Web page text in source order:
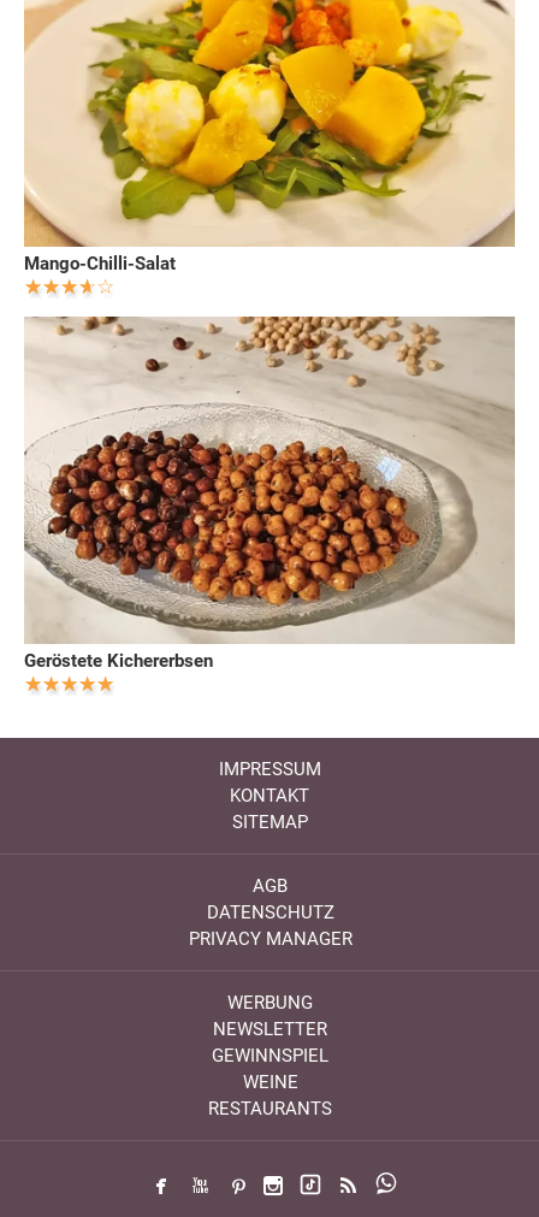
Mango-Chilli-Salat
Geröstete Kichererbsen
IMPRESSUM
KONTAKT
SITEMAP
AGB
DATENSCHUTZ
PRIVACY MANAGER
WERBUNG
NEWSLETTER
GEWINNSPIEL
WEINE
RESTAURANTS